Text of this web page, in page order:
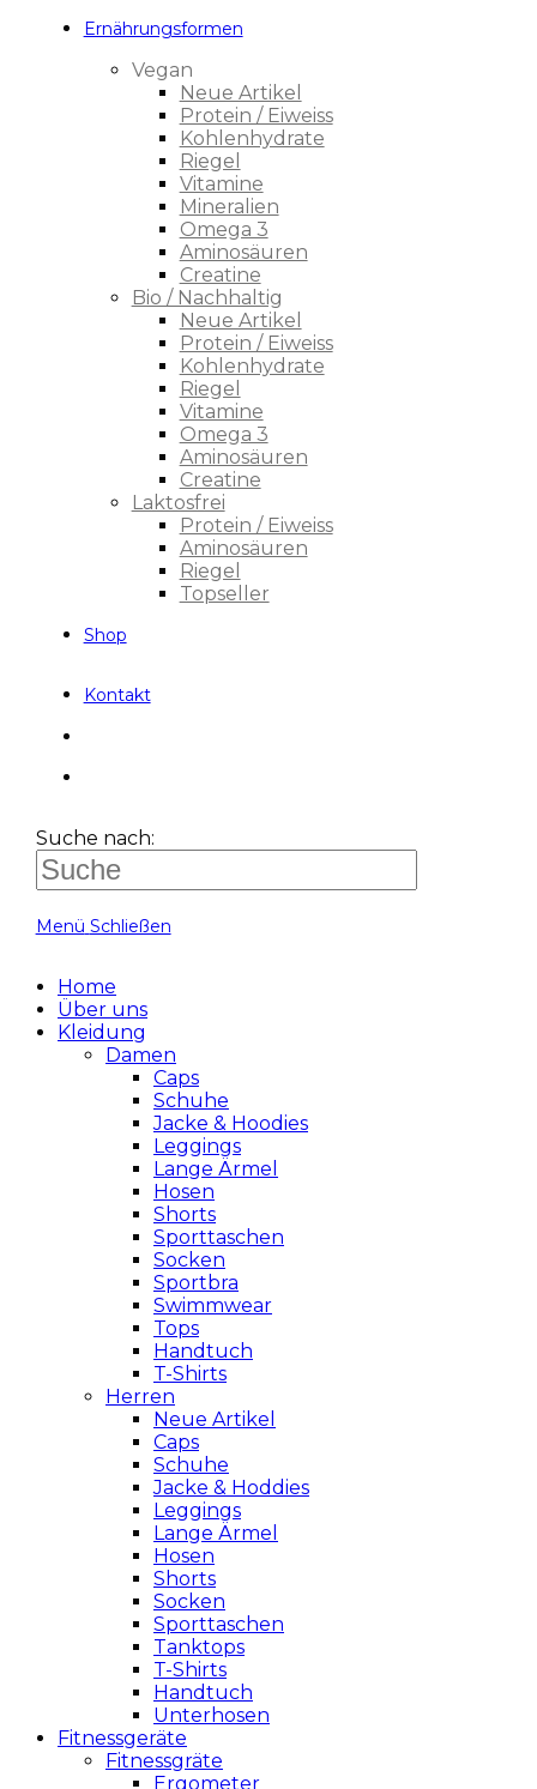
Ernährungsformen
Vegan
Neue Artikel
Protein / Eiweiss
Kohlenhydrate
Riegel
Vitamine
Mineralien
Omega 3
Aminosäuren
Creatine
Bio / Nachhaltig
Neue Artikel
Protein / Eiweiss
Kohlenhydrate
Riegel
Vitamine
Omega 3
Aminosäuren
Creatine
Laktosfrei
Protein / Eiweiss
Aminosäuren
Riegel
Topseller
Shop
Kontakt
Suche nach:
Menü Schließen
Home
Über uns
Kleidung
Damen
Caps
Schuhe
Jacke & Hoodies
Leggings
Lange Ärmel
Hosen
Shorts
Sporttaschen
Socken
Sportbra
Swimmwear
Tops
Handtuch
T-Shirts
Herren
Neue Artikel
Caps
Schuhe
Jacke & Hoddies
Leggings
Lange Ärmel
Hosen
Shorts
Socken
Sporttaschen
Tanktops
T-Shirts
Handtuch
Unterhosen
Fitnessgeräte
Fitnessgräte
Ergometer